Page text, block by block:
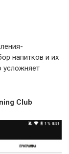
напитков и их
усложняет
Club